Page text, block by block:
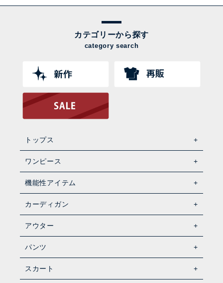
カテゴリーから探す
category search
トップス
ワンピース
機能性アイテム
カーディガン
アウター
パンツ
スカート